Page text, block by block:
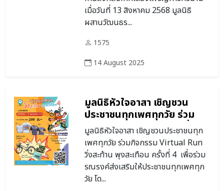
เมื่อวันที่ 13 สิงหาคม 2568 มูลนิธิ
ผสานวัฒนธร...
1575
14 August 2025
มูลนิธิหัวใจอาสา เชิญชวน
ประชาชนทุกเพศทุกวัย ร่วม
กิจกรรม Virtual Run วิ่ง
สะท้าน พุงสะเทือน
มูลนิธิหัวใจอาสา เชิญชวนประชาชนทุก
เพศทุกวัย ร่วมกิจกรรม Virtual Run
วิ่งสะท้าน พุงสะเทือน ครั้งที่ 4 เพื่อร่วม
รณรงค์ส่งเสริมให้ประชาชนทุกเพศทุก
วัย โด...